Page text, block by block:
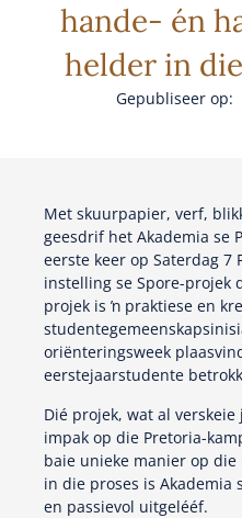
hande- én
helder in
Gepubliseer op:
Met skuurpapier, verf,
geesdrif het Akademia se
eerste keer op Saterdag 7
instelling se Spore-projek
projek is ŉ praktiese en
oriënteringsweek
eerstejaarstudente
Dié projek, wat al
impak op die Pretoria-
baie unieke manier op die
in die proses is Akademia
en passievol uitgelééf.